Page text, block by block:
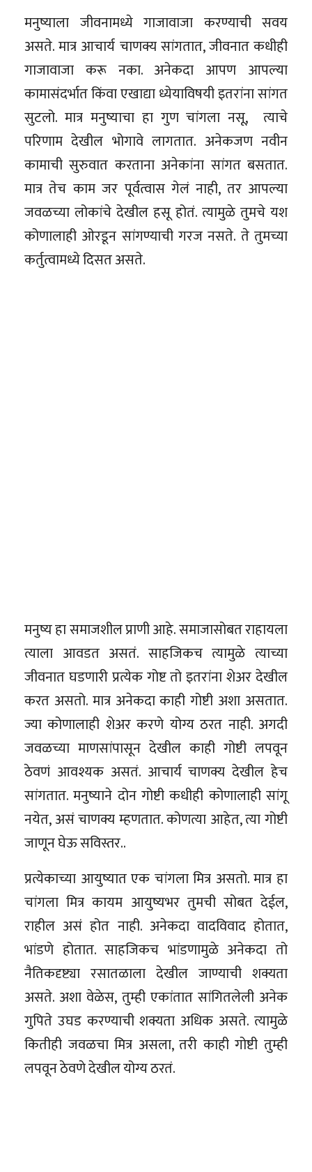
मनुष्याला जीवनामध्ये गाजावाजा करण्याची सवय
असते. मात्र आचार्य चाणक्य सांगतात, जीवनात कधीही
गाजावाजा करू नका. अनेकदा आपण आपल्या
कामासंदर्भात किंवा एखाद्या ध्येयाविषयी इतरांना सांगत
सुटलो. मात्र मनुष्याचा हा गुण चांगला नसू, त्याचे
परिणाम देखील भोगावे लागतात. अनेकजण नवीन
कामाची सुरुवात करताना अनेकांना सांगत बसतात.
मात्र तेच काम जर पूर्वत्वास गेलं नाही, तर आपल्या
जवळच्या लोकांचे देखील हसू होतं. त्यामुळे तुमचे यश
कोणालाही ओरडून सांगण्याची गरज नसते. ते तुमच्या
कर्तुत्वामध्ये दिसत असते.
मनुष्य हा समाजशील प्राणी आहे. समाजासोबत राहायला
त्याला आवडत असतं. साहजिकच त्यामुळे त्याच्या
जीवनात घडणारी प्रत्येक गोष्ट तो इतरांना शेअर देखील
करत असतो. मात्र अनेकदा काही गोष्टी अशा असतात.
ज्या कोणालाही शेअर करणे योग्य ठरत नाही. अगदी
जवळच्या माणसांपासून देखील काही गोष्टी लपवून
ठेवणं आवश्यक असतं. आचार्य चाणक्य देखील हेच
सांगतात. मनुष्याने दोन गोष्टी कधीही कोणालाही सांगू
नयेत, असं चाणक्य म्हणतात. कोणत्या आहेत, त्या गोष्टी
जाणून घेऊ सविस्तर..
प्रत्येकाच्या आयुष्यात एक चांगला मित्र असतो. मात्र हा
चांगला मित्र कायम आयुष्यभर तुमची सोबत देईल,
राहील असं होत नाही. अनेकदा वादविवाद होतात,
भांडणे होतात. साहजिकच भांडणामुळे अनेकदा तो
नैतिकदृष्ट्या रसातळाला देखील जाण्याची शक्यता
असते. अशा वेळेस, तुम्ही एकांतात सांगितलेली अनेक
गुपिते उघड करण्याची शक्यता अधिक असते. त्यामुळे
कितीही जवळचा मित्र असला, तरी काही गोष्टी तुम्ही
लपवून ठेवणे देखील योग्य ठरतं.